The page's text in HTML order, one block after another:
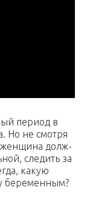
пери­од в
Но не смот­ря
жен­щи­на долж­
сле­дить за
какую
беременным?